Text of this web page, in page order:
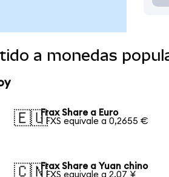
a monedas
🇪🇺Frax Share a Euro
1 FXS equivale a 0,2655 €
🇨🇳Frax Share a Yuan chino
1 FXS equivale a 2,07 ¥